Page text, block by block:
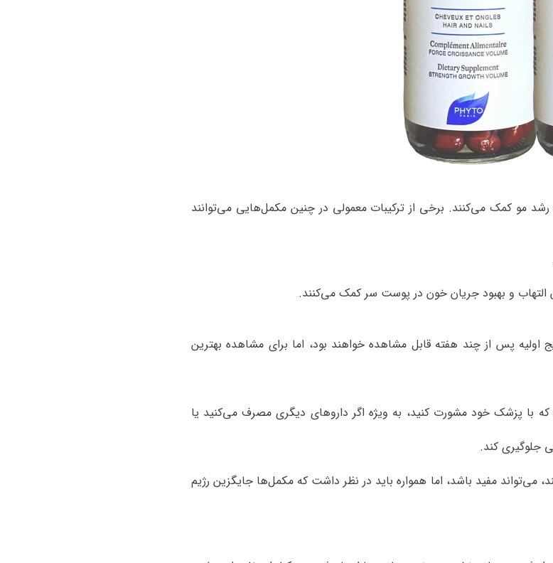
مو کمک می‌کنند. برخی از ترکیبات معمولی در چنین مکمل‌هایی می‌توانند
التهاب و بهبود جریان خون در پوست سر کمک می‌کنند.
پس از چند هفته قابل مشاهده خواهند بود، اما برای مشاهده بهترین
پزشک خود مشورت کنید، به ویژه اگر داروهای دیگری مصرف می‌کنید یا
جلوگیری کند.
مفید باشد، اما همواره باید در نظر داشت که مکمل‌ها جایگزین رژیم